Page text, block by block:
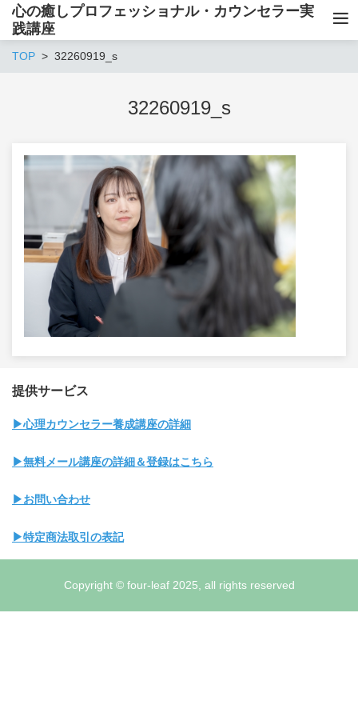
心の癒しプロフェッショナル・カウンセラー実
践講座
TOP 32260919_s
32260919_s
提供サービス
▶心理カウンセラー養成講座の詳細
▶無料メール講座の詳細＆登録はこちら
▶お問い合わせ
▶特定商法取引の表記
Copyright © four-leaf 2025, all rights reserved